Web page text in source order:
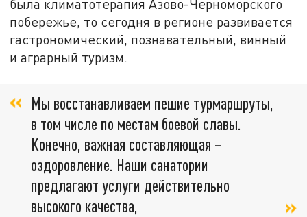
была климатотерапия Азово-Черноморского
побережье, то сегодня в регионе развивается
гастрономический, познавательный, винный
и аграрный туризм.
Мы восстанавливаем пешие турмаршруты,
в том числе по местам боевой славы.
Конечно, важная составляющая –
оздоровление. Наши санатории
предлагают услуги действительно
высокого качества,